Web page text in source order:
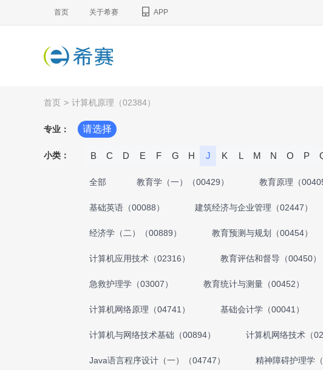
首页 关于希赛 APP
首页 > 计算机原理（02384）
专业： 请选择
小类： B C D E F G H J K L M N O P
全部 教育学（一）（00429） 教育原理（
基础英语（00088） 建筑经济与企业管理（02447）
经济学（二）（00889） 教育预测与规划（00454）
计算机应用技术（02316） 教育评估和督导（00450）
急救护理学（03007） 教育统计与测量（00452）
计算机网络原理（04741） 基础会计学（00041）
计算机与网络技术基础（00894） 计算机网络技术（
Java语言程序设计（一）（04747） 精神障碍护理学（